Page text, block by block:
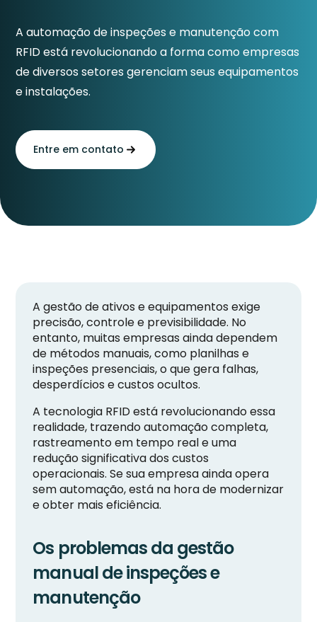
A automação de inspeções e manutenção com
RFID está revolucionando a forma como empresas
de diversos setores gerenciam seus equipamentos
e instalações.
Entre em contato
A gestão de ativos e equipamentos exige
precisão, controle e previsibilidade. No
entanto, muitas empresas ainda dependem
de métodos manuais, como planilhas e
inspeções presenciais, o que gera falhas,
desperdícios e custos ocultos.
A tecnologia RFID está revolucionando essa
realidade, trazendo automação completa,
rastreamento em tempo real e uma
redução significativa dos custos
operacionais. Se sua empresa ainda opera
sem automação, está na hora de modernizar
e obter mais eficiência.
Os problemas da gestão
manual de inspeções e
manutenção